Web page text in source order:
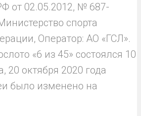
от 02.05.2012, № 687-
спорта
Оператор: АО «ГСЛ».
«6 из 45» состоялся 10
20 октября 2020 года
было изменено на